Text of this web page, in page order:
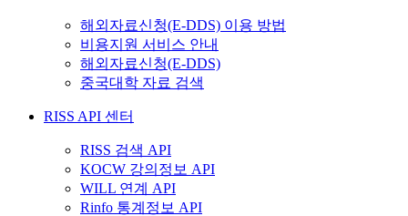
해외자료신청(E-DDS) 이용 방법
비용지원 서비스 안내
해외자료신청(E-DDS)
중국대학 자료 검색
RISS API 센터
RISS 검색 API
KOCW 강의정보 API
WILL 연계 API
Rinfo 통계정보 API